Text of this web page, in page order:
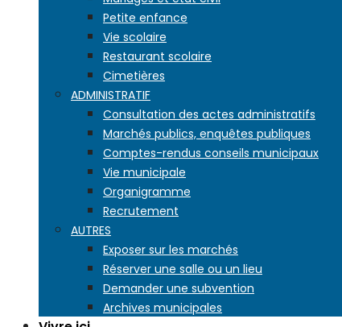
Petite enfance
Vie scolaire
Restaurant scolaire
Cimetières
ADMINISTRATIF
Consultation des actes administratifs
Marchés publics, enquêtes publiques
Comptes-rendus conseils municipaux
Vie municipale
Organigramme
Recrutement
AUTRES
Exposer sur les marchés
Réserver une salle ou un lieu
Demander une subvention
Archives municipales